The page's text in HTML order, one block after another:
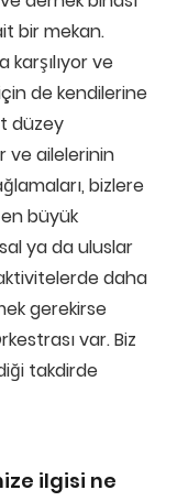
bir mekan.
karşılıyor ve
de kendilerine
düzey
ve ailelerinin
bizlere
büyük
ya da uluslar
daha
gerekirse
var. Biz
takdirde
ilgisi ne